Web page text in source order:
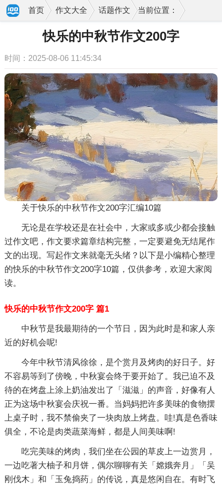
当前位置：
首页 作文大全 话题作文
快乐的中秋节作文200字
时间：2025-08-06 11:45:34
关于快乐的中秋节作文200字汇编10篇
无论是在学校还是在社会中，大家或多或少都会接触
过作文吧，作文要求篇章结构完整，一定要避免无结尾作
文的出现。写起作文来就毫无头绪？以下是小编精心整理
的快乐的中秋节作文200字10篇，仅供参考，欢迎大家阅
读。
快乐的中秋节作文200字 篇1
中秋节是我最期待的一个节日，因为此时是和家人亲
近的好机会呢!
今年中秋节清风徐徐，是个赏月及烤肉的好日子。好
不容易等到了傍晚，中秋宴会终于要开始了。我已迫不及
待的在烤盘上涂上奶油发出了「滋滋」的声音，好像有人
正为这场中秋宴会庆祝一番。当妈妈把许多美味的食物摆
上桌子时，我不禁偷夹了一块肉放上烤盘。哇!真是色香味
俱全，不论是肉类蔬菜海鲜，都是人间美味啊!
吃完美味的烤肉，我们坐在公园的草皮上一边赏月，
一边吃著大柚子和月饼，偶尔聊聊有关「嫦娥奔月」「吴
刚伐木」和「玉兔捣药」的传说，真是悠闲自在。有时飞